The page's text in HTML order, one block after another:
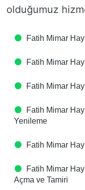
olduğumuz
Fatih Mimar
Fatih Mimar
Fatih Mimar
Fatih Mimar
Yenileme
Fatih Mimar
Fatih Mimar
Açma ve Tamiri